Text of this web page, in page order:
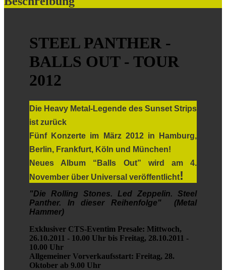
STEEL PANTHER -
BALLS OUT - TOUR
2012
Die Heavy Metal-Legende des Sunset Strips
ist zurück
Fünf Konzerte im März 2012 in Hamburg,
Berlin, Frankfurt, Köln und München!
Neues Album “Balls Out” wird am 4.
November über Universal veröffentlicht!
"Die Rolling Stones. Led Zeppelin. Steel
Panther. In dieser Reihenfolge" (Metal
Hammer)
Exklusiver CTS-Eventim Presale: Mittwoch,
26.10.2011 - 10.00 Uhr bis Freitag, 28.10.2011 -
10.00 Uhr
Allgemeiner Vorverkaufsstart: Freitag, 28.
Oktober ab 9.00 Uhr